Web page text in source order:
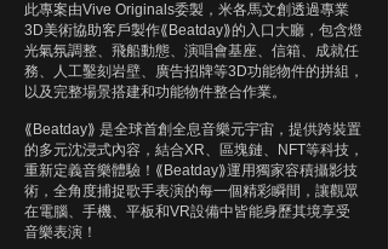
此專案由Vive Originals委製，米各馬文創透過專業
3D美術協助客戶製作⟪Beatday⟫的入口大廳，包含燈
光氣氛調整、飛船動態、演唱會基座、信箱、成就任
務、人工鑿刻岩壁、廣告招牌等3D功能物件的拼組，
以及完整場景搭建和功能物件整合作業。
⟪Beatday⟫ 是全球首創全息音樂元宇宙，提供跨裝置
的多元沈浸式內容，結合XR、區塊鏈、NFT等科技，
重新定義音樂體驗！⟪Beatday⟫運用獨家容積攝影技
術，全角度捕捉歌手表演的每一個精彩瞬間，讓觀眾
在電腦、手機、平板和VR設備中皆能身歷其境享受
音樂表演！